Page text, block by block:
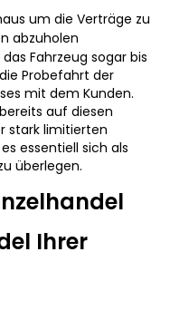
um die Verträge zu
abzuholen
Fahrzeug sogar bis
Probefahrt der
mit dem Kunden.
auf diesen
stark limitierten
essentiell sich als
überlegen.
Ihrer